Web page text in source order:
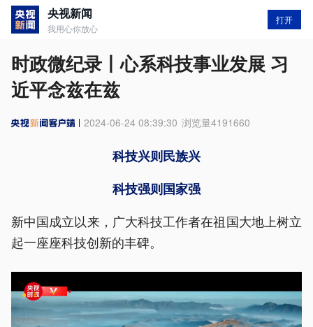
央视新闻
我用心你放心
打开
时政微纪录丨心系科技事业发展 习
近平念兹在兹
2024-06-24 08:39:30 浏览量4191660
科技兴则民族兴
科技强则国家强
新中国成立以来，广大科技工作者在祖国大地上树立
起一座座科技创新的丰碑。